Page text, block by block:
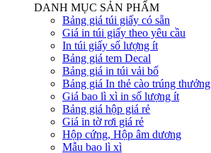
DANH MỤC SẢN PHẨM
Bảng giá túi giấy có sẵn
Giá in túi giấy theo yêu cầu
In túi giấy số lượng ít
Bảng giá tem Decal
Bảng giá in túi vải bố
Bảng giá In thẻ cào trúng thưởng
Giá bao lì xì in số lượng ít
Bảng giá hộp giá rẻ
Giá in tờ rơi giá rẻ
Hộp cứng, Hộp âm dương
Mẫu bao lì xì